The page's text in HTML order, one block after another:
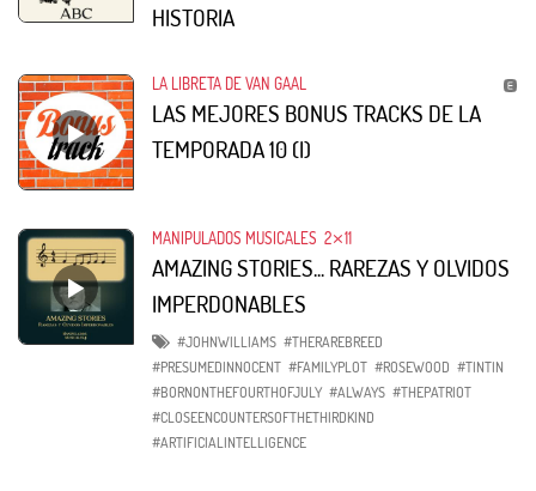
HISTORIA
LA LIBRETA DE VAN GAAL
LAS MEJORES BONUS TRACKS DE LA
TEMPORADA 10 (I)
MANIPULADOS MUSICALES 2⨯11
AMAZING STORIES... RAREZAS Y OLVIDOS
IMPERDONABLES
#JOHNWILLIAMS #THERAREBREED
#PRESUMEDINNOCENT #FAMILYPLOT #ROSEWOOD #TINTIN
#BORNONTHEFOURTHOFJULY #ALWAYS #THEPATRIOT
#CLOSEENCOUNTERSOFTHETHIRDKIND
#ARTIFICIALINTELLIGENCE